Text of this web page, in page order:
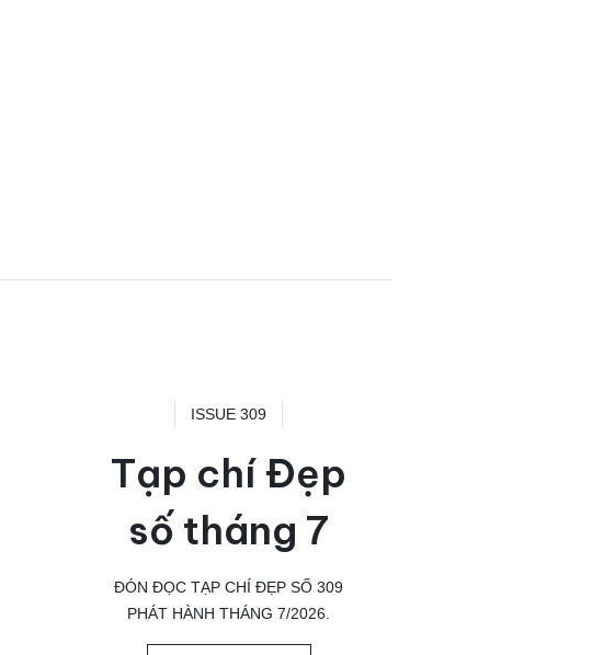
ISSUE 309
Tạp chí Đẹp
số tháng 7
ĐÓN ĐỌC TẠP CHÍ ĐẸP SỐ 309
PHÁT HÀNH THÁNG 7/2026.